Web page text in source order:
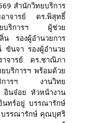
สำนักวิทยบริการ
อาจารย์ ดร.พิสุทธิ์
ยบริการฯ ผู้ช่วย
รองผู้อำนวยการ
ขันจา รองผู้อำนวย
าจารย์ ดร.ชาณิภา
บริการฯ พร้อมด้วย
บริการฯ งานวิทย
นจ๋อย หัวหน้างาน
นทร์อยู่ บรรณารักษ์
รรณารักษ์ คุณบุศริ